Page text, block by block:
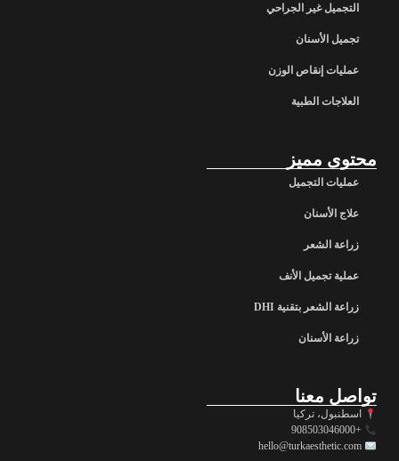
التجميل غير الجراحي
تجميل الأسنان
عمليات إنقاص الوزن
العلاجات الطبية
محتوى مميز
عمليات التجميل
علاج الأسنان
زراعة الشعر
عملية تجميل الأنف
زراعة الشعر بتقنية DHI
زراعة الأسنان
تواصل معنا
اسطنبول، تركيا
+908503046000